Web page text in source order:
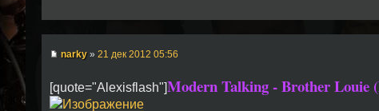
narky » 21 дек 2012 05:56
[quote="Alexisflash"]Modern Talking - Brother Louie